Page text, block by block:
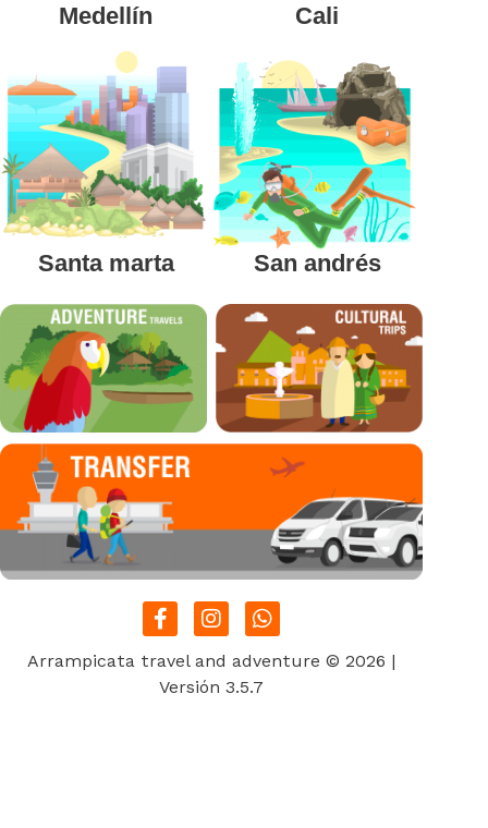
Medellín Cali
Santa marta San andrés
Arrampicata travel and adventure © 2026 |
Versión 3.5.7